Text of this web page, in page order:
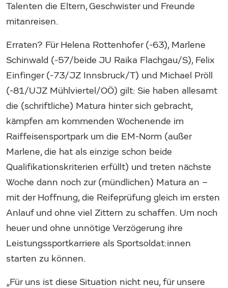
Talenten die Eltern, Geschwister und Freunde
mitanreisen.
Erraten? Für Helena Rottenhofer (-63), Marlene
Schinwald (-57/beide JU Raika Flachgau/S), Felix
Einfinger (-73/JZ Innsbruck/T) und Michael Pröll
(-81/UJZ Mühlviertel/OÖ) gilt: Sie haben allesamt
die (schriftliche) Matura hinter sich gebracht,
kämpfen am kommenden Wochenende im
Raiffeisensportpark um die EM-Norm (außer
Marlene, die hat als einzige schon beide
Qualifikationskriterien erfüllt) und treten nächste
Woche dann noch zur (mündlichen) Matura an –
mit der Hoffnung, die Reifeprüfung gleich im ersten
Anlauf und ohne viel Zittern zu schaffen. Um noch
heuer und ohne unnötige Verzögerung ihre
Leistungssportkarriere als Sportsoldat:innen
starten zu können.
„Für uns ist diese Situation nicht neu, für unsere